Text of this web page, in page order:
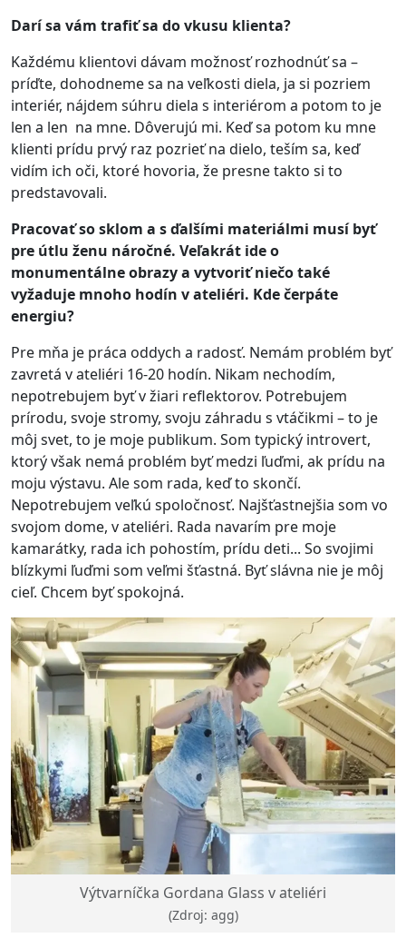
Darí sa vám trafiť sa do vkusu klienta?
Každému klientovi dávam možnosť rozhodnúť sa –
príďte, dohodneme sa na veľkosti diela, ja si pozriem
interiér, nájdem súhru diela s interiérom a potom to je
len a len na mne. Dôverujú mi. Keď sa potom ku mne
klienti prídu prvý raz pozrieť na dielo, teším sa, keď
vidím ich oči, ktoré hovoria, že presne takto si to
predstavovali.
Pracovať so sklom a s ďalšími materiálmi musí byť
pre útlu ženu náročné. Veľakrát ide o
monumentálne obrazy a vytvoriť niečo také
vyžaduje mnoho hodín v ateliéri. Kde čerpáte
energiu?
Pre mňa je práca oddych a radosť. Nemám problém byť
zavretá v ateliéri 16-20 hodín. Nikam nechodím,
nepotrebujem byť v žiari reflektorov. Potrebujem
prírodu, svoje stromy, svoju záhradu s vtáčikmi – to je
môj svet, to je moje publikum. Som typický introvert,
ktorý však nemá problém byť medzi ľuďmi, ak prídu na
moju výstavu. Ale som rada, keď to skončí.
Nepotrebujem veľkú spoločnosť. Najšťastnejšia som vo
svojom dome, v ateliéri. Rada navarím pre moje
kamarátky, rada ich pohostím, prídu deti... So svojimi
blízkymi ľuďmi som veľmi šťastná. Byť slávna nie je môj
cieľ. Chcem byť spokojná.
Výtvarníčka Gordana Glass v ateliéri
(Zdroj: agg)